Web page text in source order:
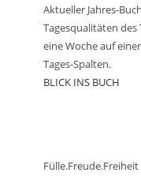
Aktueller Jahres-
Tagesqualitäten des
eine Woche auf
Tages-Spalten.
BLICK INS BUCH
Fülle.Freude.Freiheit